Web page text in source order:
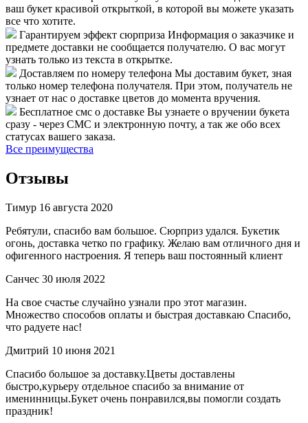
ваш букет красивой открыткой, в которой вы можете указать
все что хотите.
Гарантируем эффект сюрприза Информация о заказчике и
предмете доставки не сообщается получателю. О вас могут
узнать только из текста в открытке.
Доставляем по номеру телефона Мы доставим букет, зная
только номер телефона получателя. При этом, получатель не
узнает от нас о доставке цветов до момента вручения.
Бесплатное смс о доставке Вы узнаете о вручении букета
сразу - через СМС и электронную почту, а так же обо всех
статусах вашего заказа.
Все преимущества
Отзывы
Тимур 16 августа 2020
Ребятули, спасибо вам большое. Сюрприз удался. Букетик
огонь, доставка четко по графику. Желаю вам отличного дня и
офигенного настроения. Я теперь ваш постоянный клиент
Санчес 30 июля 2022
На свое счастье случайно узнали про этот магазин.
Множество способов оплаты и быстрая доставкаю Спасибо,
что радуете нас!
Дмитрий 10 июня 2021
Спасибо большое за доставку.Цветы доставлены
быстро,курьеру отдельное спасибо за внимание от
именинницы.Букет очень понравился,вы помогли создать
праздник!